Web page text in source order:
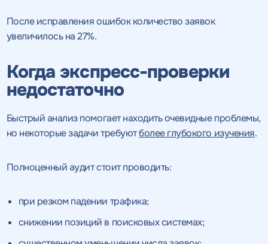
После исправления ошибок количество заявок
увеличилось на 27%.
Когда экспресс-проверки
недостаточно
Быстрый анализ помогает находить очевидные проблемы,
но некоторые задачи требуютболее глубокого изучения.
Полноценный аудит стоит проводить:
при резком падении трафика;
снижении позиций в поисковых системах;